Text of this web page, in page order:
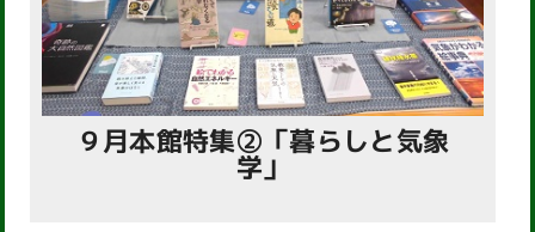
９月本館特集②「暮らしと気象
学」